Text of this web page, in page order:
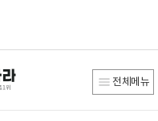
전체메뉴